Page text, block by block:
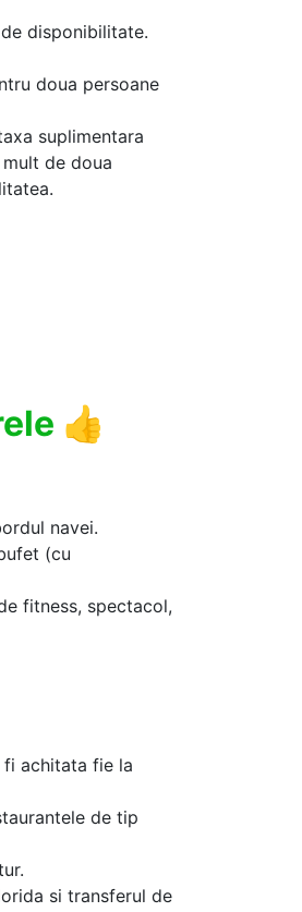
disponibilitate.
doua persoane
suplimentara
de doua
👍
navei.
(cu
fitness, spectacol,
achitata fie la
de tip
si transferul de